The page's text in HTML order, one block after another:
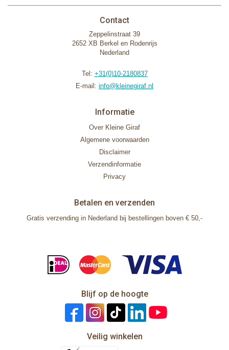
Contact
Zeppelinstraat 39
2652 XB Berkel en Rodenrijs
Nederland
Tel: +31(0)10-2180837
E-mail: info@kleinegiraf.nl
Informatie
Over Kleine Giraf
Algemene voorwaarden
Disclaimer
Verzendinformatie
Privacy
Betalen en verzenden
Gratis verzending in Nederland bij bestellingen boven € 50,-
Blijf op de hoogte
Veilig winkelen